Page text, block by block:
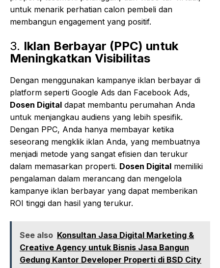
untuk menarik perhatian calon pembeli dan
membangun engagement yang positif.
3. Iklan Berbayar (PPC) untuk
Meningkatkan Visibilitas
Dengan menggunakan kampanye iklan berbayar di
platform seperti Google Ads dan Facebook Ads,
Dosen Digital dapat membantu perumahan Anda
untuk menjangkau audiens yang lebih spesifik.
Dengan PPC, Anda hanya membayar ketika
seseorang mengklik iklan Anda, yang membuatnya
menjadi metode yang sangat efisien dan terukur
dalam memasarkan properti. Dosen Digital memiliki
pengalaman dalam merancang dan mengelola
kampanye iklan berbayar yang dapat memberikan
ROI tinggi dan hasil yang terukur.
See also Konsultan Jasa Digital Marketing &
Creative Agency untuk Bisnis Jasa Bangun
Gedung Kantor Developer Properti di BSD City